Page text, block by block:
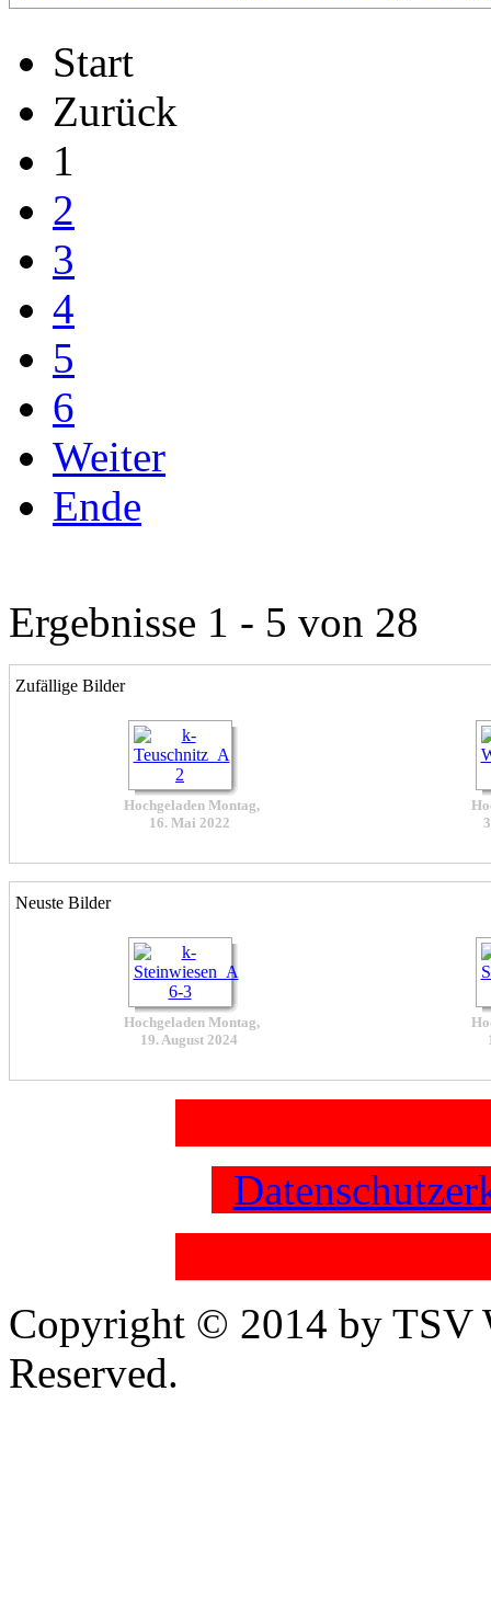
Start
Zurück
1
2
3
4
5
6
Weiter
Ende
Ergebnisse 1 - 5 von 28
Zufällige Bilder
Hochgeladen Montag,
16. Mai 2022
Neuste Bilder
Hochgeladen Montag,
19. August 2024
Copyright © 2014 by TSV
Reserved.